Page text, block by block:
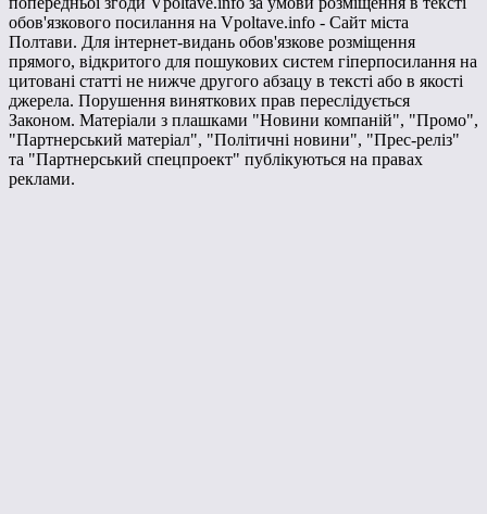
обов'язкового посилання на Vpoltave.info - Сайт міста
Полтави. Для інтернет-видань обов'язкове розміщення
прямого, відкритого для пошукових систем гіперпосилання на
цитовані статті не нижче другого абзацу в тексті або в якості
джерела. Порушення виняткових прав переслідується
Законом. Матеріали з плашками "Новини компаній", "Промо",
"Партнерський матеріал", "Політичні новини", "Прес-реліз"
та "Партнерський спецпроект" публікуються на правах
реклами.